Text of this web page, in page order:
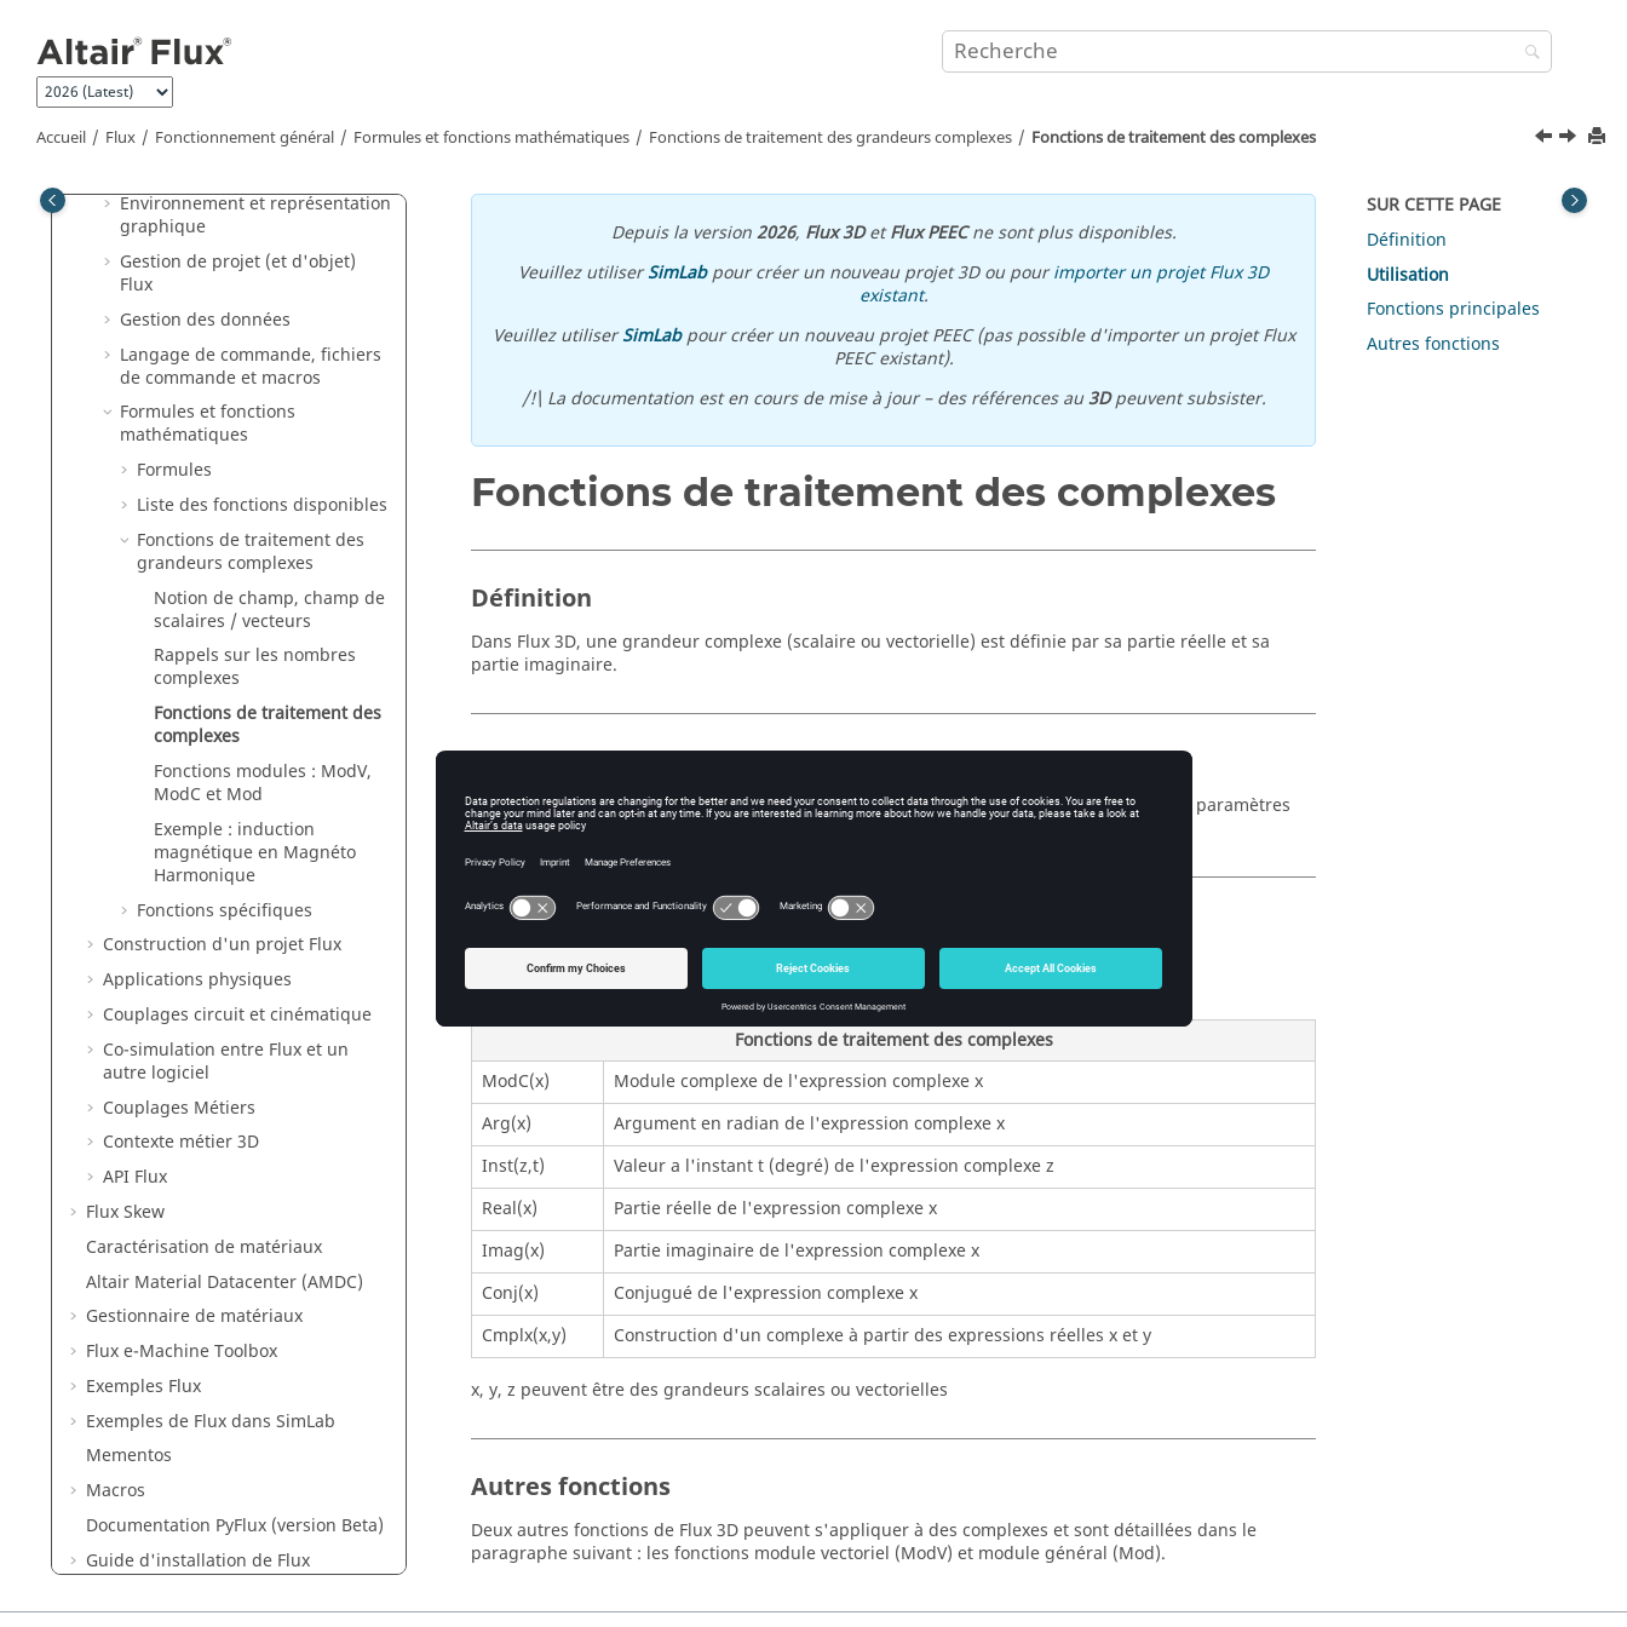
Accueil Flux Fonctionnement général Formules et fonctions mathématiques Fonctions de traitement des grandeurs complexes Fonctions de traitement des complexes
Vidéos Altair Flux
Superviseur Flux
Flux
Environnement et représentation
graphique
Gestion de projet (et d'objet)
Flux
Gestion des données
Langage de commande, fichiers
de commande et macros
Formules et fonctions
mathématiques
Formules
Liste des fonctions disponibles
Fonctions de traitement des
grandeurs complexes
Notion de champ, champ de
scalaires / vecteurs
Rappels sur les nombres
complexes
Fonctions de traitement des
complexes
Fonctions modules : ModV,
ModC et Mod
Exemple : induction
magnétique en Magnéto
Harmonique
Fonctions spécifiques
Construction d'un projet Flux
Applications physiques
Couplages circuit et cinématique
Co-simulation entre Flux et un
autre logiciel
Couplages Métiers
Contexte métier 3D
API Flux
Flux Skew
Caractérisation de matériaux
Altair Material Datacenter (AMDC)
Gestionnaire de matériaux
Flux e-Machine Toolbox
Exemples Flux
Exemples de Flux dans SimLab
Mementos
Macros
Documentation PyFlux (version Beta)
Guide d'installation de Flux
Depuis la version2026, Flux 3DetFlux PEECne sont plus disponibles.
Veuillez utiliserSimLabpour créer un nouveau projet 3D ou pourimporter un projet Flux 3D
existant.
Veuillez utiliserSimLabpour créer un nouveau projet PEEC (pas possible d'importer un projet Flux
PEEC existant).
/!\ La documentation est en cours de mise à jour – des références au3Dpeuvent subsister.
Fonctions de traitement des complexes
Définition
Dans Flux 3D, une grandeur complexe (scalaire ou vectorielle) est définie par sa partie réelle et sa
partie imaginaire.
Utilisation
Les fonctions de traitement des complexes peuvent être utilisées dans les formules avec paramètres
E/S et les formules avec grandeurs spatiales.
Fonctions principales
Les fonctions de traitement des complexes sont rassemblées dans le tableau ci-dessous.
Fonctions de traitement des complexes
ModC(x)
Module complexe de l'expression complexe x
Arg(x)
Argument en radian de l'expression complexe x
Inst(z,t)
Valeur a l'instant t (degré) de l'expression complexe z
Real(x)
Partie réelle de l'expression complexe x
Imag(x)
Partie imaginaire de l'expression complexe x
Conj(x)
Conjugué de l'expression complexe x
Cmplx(x,y)
Construction d'un complexe à partir des expressions réelles x et y
x, y, z peuvent être des grandeurs scalaires ou vectorielles
Autres fonctions
Deux autres fonctions de Flux 3D peuvent s'appliquer à des complexes et sont détaillées dans le
paragraphe suivant : les fonctions module vectoriel (ModV) et module général (Mod).
SUR CETTE PAGE
Définition
Utilisation
Fonctions principales
Autres fonctions